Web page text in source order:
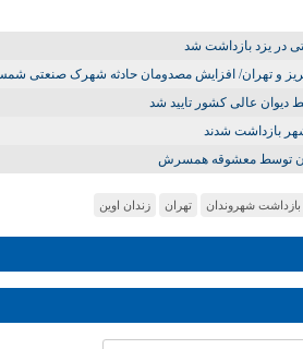
در یزد بازداشت شد
دیوان عالی کشور تایید شد
بازداشت شدند
توسط معشوقه همسرش
بازداشت شهروندان تهران زندان اوین